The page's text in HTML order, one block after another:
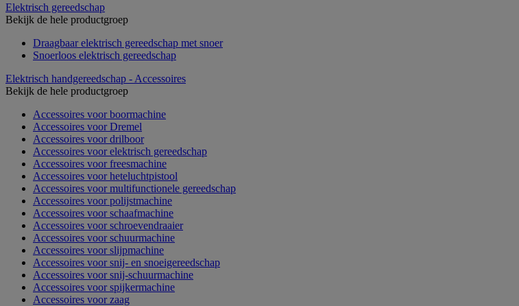
Elektrisch gereedschap
Bekijk de hele productgroep
Draagbaar elektrisch gereedschap met snoer
Snoerloos elektrisch gereedschap
Elektrisch handgereedschap - Accessoires
Bekijk de hele productgroep
Accessoires voor boormachine
Accessoires voor Dremel
Accessoires voor drilboor
Accessoires voor elektrisch gereedschap
Accessoires voor freesmachine
Accessoires voor heteluchtpistool
Accessoires voor multifunctionele gereedschap
Accessoires voor polijstmachine
Accessoires voor schaafmachine
Accessoires voor schroevendraaier
Accessoires voor schuurmachine
Accessoires voor slijpmachine
Accessoires voor snij- en snoeigereedschap
Accessoires voor snij-schuurmachine
Accessoires voor spijkermachine
Accessoires voor zaag